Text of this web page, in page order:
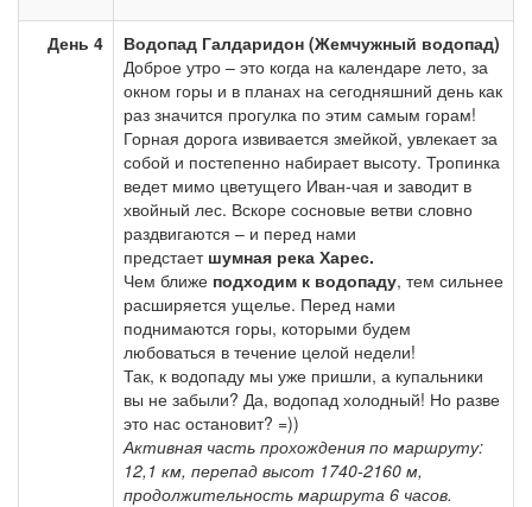
День 4
Водопад Галдаридон (Жемчужный водопад)
Доброе утро – это когда на календаре лето, за
окном горы и в планах на сегодняшний день как
раз значится прогулка по этим самым горам!
Горная дорога извивается змейкой, увлекает за
собой и постепенно набирает высоту. Тропинка
ведет мимо цветущего Иван-чая и заводит в
хвойный лес. Вскоре сосновые ветви словно
раздвигаются – и перед нами
предстает шумная река Харес.
Чем ближе подходим к водопаду, тем сильнее
расширяется ущелье. Перед нами
поднимаются горы, которыми будем
любоваться в течение целой недели!
Так, к водопаду мы уже пришли, а купальники
вы не забыли? Да, водопад холодный! Но разве
это нас остановит? =))
Активная часть прохождения по маршруту:
12,1 км, перепад высот 1740-2160 м,
продолжительность маршрута 6 часов.